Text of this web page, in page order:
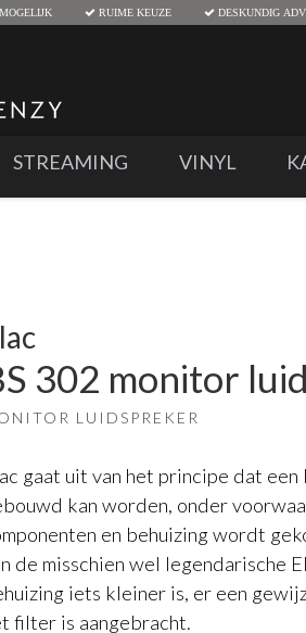
RUIME KEUZE DESKUNDIG
STREAMING VINYL
302 monitor
LUIDSPREKER
gaat uit van het principe dat
kan worden, onder
en behuizing wordt
de misschien wel legendarische
iets kleiner is, er een
filter is aangebracht.